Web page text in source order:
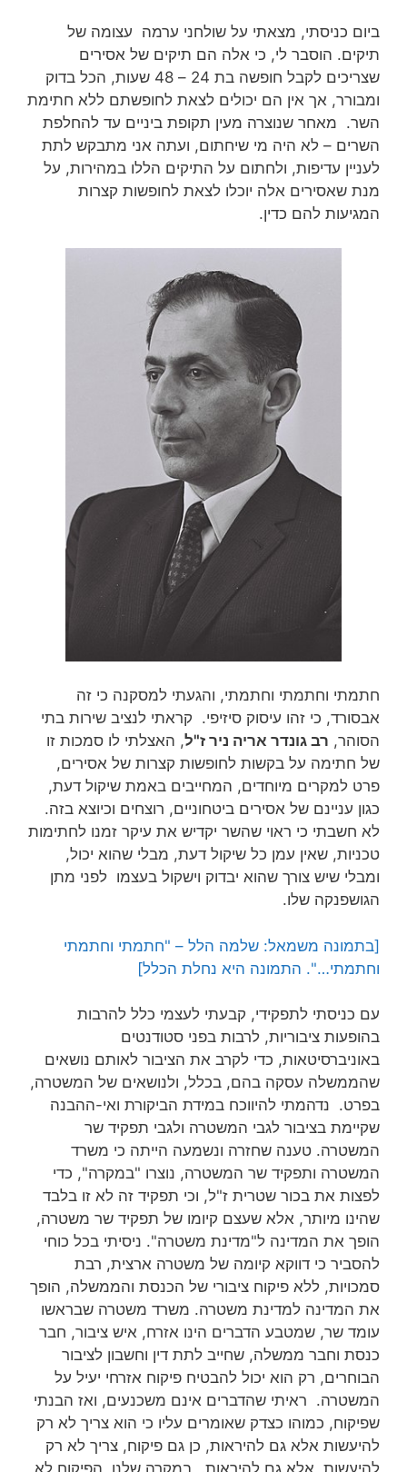
ביום כניסתי, מצאתי על שולחני ערמה עצומה של
תיקים. הוסבר לי, כי אלה הם תיקים של אסירים
שצריכים לקבל חופשה בת 24 – 48 שעות, הכל בדוק
ומבורר, אך אין הם יכולים לצאת לחופשתם ללא חתימת
השר. מאחר שנוצרה מעין תקופת ביניים עד להחלפת
השרים – לא היה מי שיחתום, ועתה אני מתבקש לתת
לעניין עדיפות, ולחתום על התיקים הללו במהירות, על
מנת שאסירים אלה יוכלו לצאת לחופשות קצרות
המגיעות להם כדין.
חתמתי וחתמתי וחתמתי, והגעתי למסקנה כי זה
אבסורד, כי זהו עיסוק סיזיפי. קראתי לנציב שירות בתי
הסוהר, רב גונדר אריה ניר ז"ל, האצלתי לו סמכות זו
של חתימה על בקשות לחופשות קצרות של אסירים,
פרט למקרים מיוחדים, המחייבים באמת שיקול דעת,
כגון עניינם של אסירים ביטחוניים, רוצחים וכיוצא בזה.
לא חשבתי כי ראוי שהשר יקדיש את עיקר זמנו לחתימות
טכניות, שאין עמן כל שיקול דעת, מבלי שהוא יכול,
ומבלי שיש צורך שהוא יבדוק וישקול בעצמו לפני מתן
הגושפנקה שלו.
[בתמונה משמאל: שלמה הלל – "חתמתי וחתמתי
וחתמתי…". התמונה היא נחלת הכלל]
עם כניסתי לתפקידי, קבעתי לעצמי כלל להרבות
בהופעות ציבוריות, לרבות בפני סטודנטים
באוניברסיטאות, כדי לקרב את הציבור לאותם נושאים
שהממשלה עסקה בהם, בכלל, ולנושאים של המשטרה,
בפרט. נדהמתי להיווכח במידת הביקורת ואי-ההבנה
שקיימת בציבור לגבי המשטרה ולגבי תפקיד שר
המשטרה. טענה שחזרה ונשמעה הייתה כי משרד
המשטרה ותפקיד שר המשטרה, נוצרו "במקרה", כדי
לפצות את בכור שטרית ז"ל, וכי תפקיד זה לא זו בלבד
שהינו מיותר, אלא שעצם קיומו של תפקיד שר משטרה,
הופך את המדינה ל"מדינת משטרה". ניסיתי בכל כוחי
להסביר כי דווקא קיומה של משטרה ארצית, רבת
סמכויות, ללא פיקוח ציבורי של הכנסת והממשלה, הופך
את המדינה למדינת משטרה. משרד משטרה שבראשו
עומד שר, שמטבע הדברים הינו אזרח, איש ציבור, חבר
כנסת וחבר ממשלה, שחייב לתת דין וחשבון לציבור
הבוחרים, רק הוא יכול להבטיח פיקוח אזרחי יעיל על
המשטרה. ראיתי שהדברים אינם משכנעים, ואז הבנתי
שפיקוח, כמוהו כצדק שאומרים עליו כי הוא צריך לא רק
להיעשות אלא גם להיראות, כן גם פיקוח, צריך לא רק